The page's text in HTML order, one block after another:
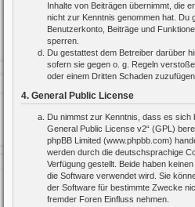
Inhalte von Beiträgen übernimmt, die
nicht zur Kenntnis genommen hat. Du
Benutzerkonto, Beiträge und
sperren.
Du gestattest dem Betreiber darüber
sofern sie gegen o. g. Regeln
oder einem Dritten Schaden zuzufügen.
4. General Public License
Du nimmst zur Kenntnis, dass es sich
General Public License v2“ (GPL)
phpBB Limited (www.phpbb.com)
werden durch die deutschsprachige
Verfügung gestellt. Beide haben
die Software verwendet wird. Sie
der Software für bestimmte Zwecke
fremder Foren Einfluss nehmen.